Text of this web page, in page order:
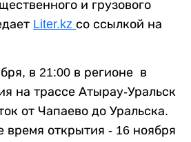
и грузового
Liter.kz со ссылкой на
в 21:00 в регионе в
на трассе Атырау-Уральск
от Чапаево до Уральска.
время открытия - 16 ноября